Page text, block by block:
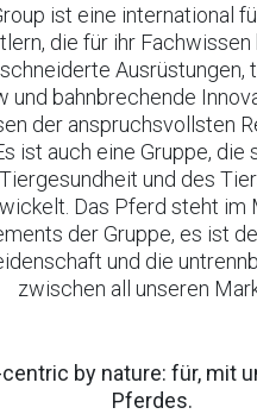
ist eine international
die für ihr Fachwissen
Ausrüstungen,
und bahnbrechende
der anspruchsvollsten
ist auch eine Gruppe, die
und des
Das Pferd steht im
der Gruppe, es ist
und die
zwischen all unseren
by nature: für, mit
Pferdes.